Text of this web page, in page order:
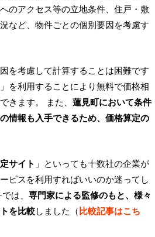
のアクセス等の立地条件、住戸・敷
など、物件ごとの個別要因を考慮す
を考慮して計算することは困難です
」を利用することにより無料で価格相
きます。 また、 蓮見町において条件
情報も入手できるため、価格算定の
サイト 」といっても十数社の企業が
ビスを利用すればいいのか迷ってし
は、 専門家による監修のもと、様々
を比較しました（比較記事はこち